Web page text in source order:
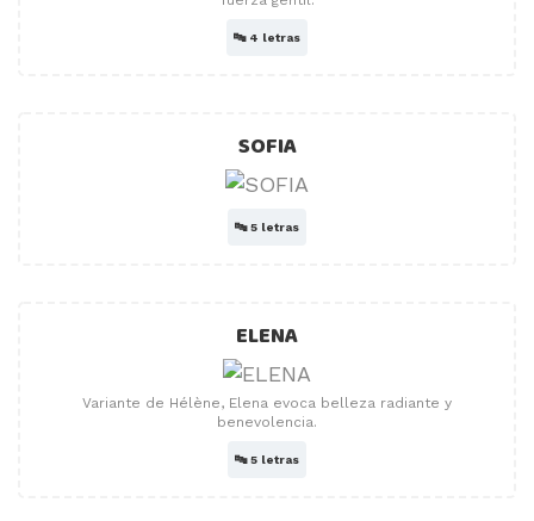
🔤 4 letras
SOFIA
🔤5 letras
ELENA
Variante de Hélène, Elena evoca belleza radiante y
benevolencia.
🔤5 letras